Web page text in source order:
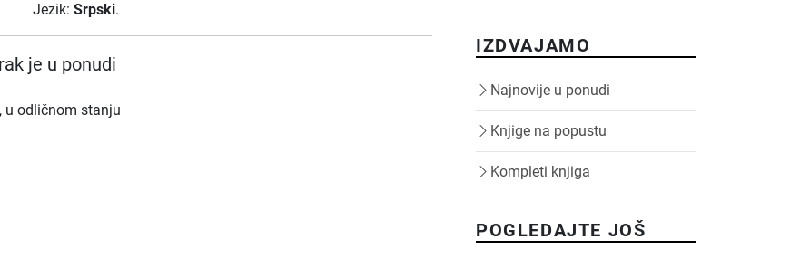
Jezik: Srpski.
je u ponudi
u odličnom stanju
IZDVAJAMO
Najnovije u ponudi
Knjige na popustu
Kompleti knjiga
POGLEDAJTE JOŠ